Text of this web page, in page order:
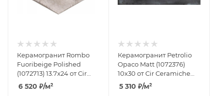
Керамогранит Rombo
Fuoribeige Polished
(1072713) 13.7x24 от Cir
Ceramiche (Италия)
6 520 ₽/м²
Керамогранит Petrolio
Opaco Matt (1072376)
10x30 от Cir Ceramiche
(Италия)
5 310 ₽/м²